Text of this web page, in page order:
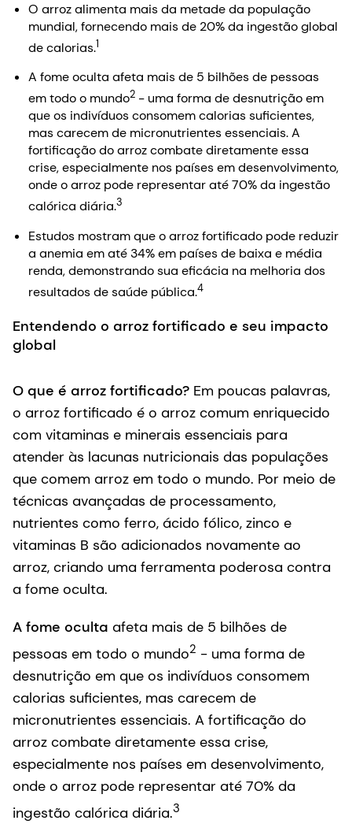
O arroz alimenta mais da metade da população
mundial, fornecendo mais de 20% da ingestão global
de calorias.1
A fome oculta afeta mais de 5 bilhões de pessoas
em todo o mundo2 - uma forma de desnutrição em
que os indivíduos consomem calorias suficientes,
mas carecem de micronutrientes essenciais. A
fortificação do arroz combate diretamente essa
crise, especialmente nos países em desenvolvimento,
onde o arroz pode representar até 70% da ingestão
calórica diária.3
Estudos mostram que o arroz fortificado pode reduzir
a anemia em até 34% em países de baixa e média
renda, demonstrando sua eficácia na melhoria dos
resultados de saúde pública.4
Entendendo o arroz fortificado e seu impacto
global
O que é arroz fortificado? Em poucas palavras,
o arroz fortificado é o arroz comum enriquecido
com vitaminas e minerais essenciais para
atender às lacunas nutricionais das populações
que comem arroz em todo o mundo. Por meio de
técnicas avançadas de processamento,
nutrientes como ferro, ácido fólico, zinco e
vitaminas B são adicionados novamente ao
arroz, criando uma ferramenta poderosa contra
a fome oculta.
A fome oculta afeta mais de 5 bilhões de
pessoas em todo o mundo2 - uma forma de
desnutrição em que os indivíduos consomem
calorias suficientes, mas carecem de
micronutrientes essenciais. A fortificação do
arroz combate diretamente essa crise,
especialmente nos países em desenvolvimento,
onde o arroz pode representar até 70% da
ingestão calórica diária.3